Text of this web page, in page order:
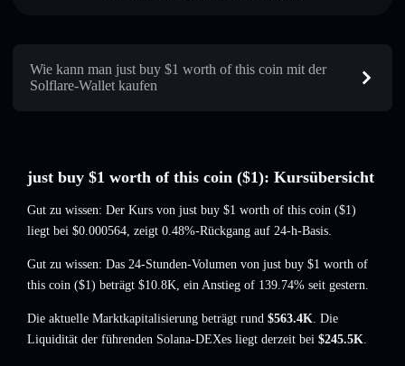
Wie kann man just buy $1 worth of this coin mit der
Solflare-Wallet kaufen
just buy $1 worth of this coin ($1): Kursübersicht
Gut zu wissen: Der Kurs von just buy $1 worth of this coin ($1)
liegt bei $0.000564, zeigt 0.48%-Rückgang auf 24-h-Basis.
Gut zu wissen: Das 24-Stunden-Volumen von just buy $1 worth of
this coin ($1) beträgt $10.8K, ein Anstieg of 139.74% seit gestern.
Die aktuelle Marktkapitalisierung beträgt rund $563.4K. Die
Liquidität der führenden Solana-DEXes liegt derzeit bei $245.5K.